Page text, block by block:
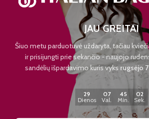
JAU GREITAI
Šiuo metu parduotuvė uždaryta, tačiau
ir prisijungti prie sekančio - naujojo
sandėlių išpardavimo kuris vyks rugsėjo
29
Dienos
07
Val.
45
Min.
02
Sek.